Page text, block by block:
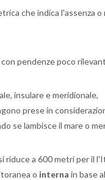
che indica l'assenza o
pendenze poco
insulare e meridionale,
prese in
se lambisce il mare o
riduce a 600 metri per il
o interna in base